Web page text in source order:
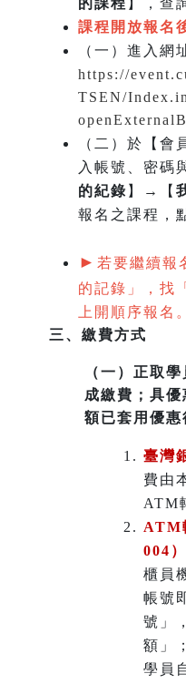
的課程 】，查
課程開放報名
（一） 進入網
https://
TSEN/
（二）於【
入帳號、密碼
的紀錄 】→【
報名之課程，
► 若要繼續報
的記錄」，找
上開順序報名。
三、繳費方式
（一） 正取
成繳費；具
額已套用優惠
臺灣
費由
ATM
ATM
004）
櫃員
帳號
號」
額」
學員